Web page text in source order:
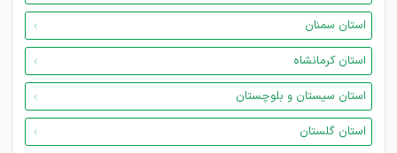
استان سمنان
استان کرمانشاه
استان سیستان و بلوچستان
استان گلستان